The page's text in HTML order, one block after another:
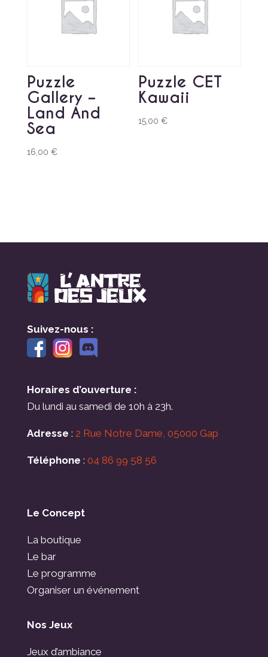
Puzzle
Gallery –
Land And
Sea
16,00 €
Puzzle CET
Kawaii
15,00€
Suivez-nous :
Horaires d’ouverture :
Du lundi au samedi de 10h à 23h.
Adresse : 2 Rue Notre Dame, 05000 Gap
Téléphone : 04 86 99 58 56
Le Concept
La boutique
Le bar
Le programme
Organiser un événement
Nos Jeux
Jeux d’ambiance